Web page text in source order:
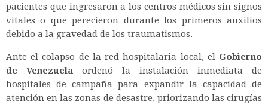
pacientes que ingresaron a los centros médicos sin signos
vitales o que perecieron durante los primeros auxilios
debido a la gravedad de los traumatismos.
Ante el colapso de la red hospitalaria local, el Gobierno
de Venezuela ordenó la instalación inmediata de
hospitales de campaña para expandir la capacidad de
atención en las zonas de desastre, priorizando las cirugías